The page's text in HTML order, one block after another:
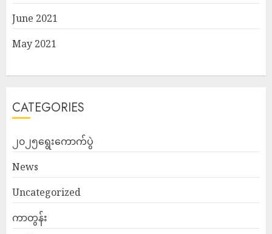
June 2021
May 2021
CATEGORIES
၂၀၂၅ရွေးကောက်ပွဲ
News
Uncategorized
ကာတွန်း